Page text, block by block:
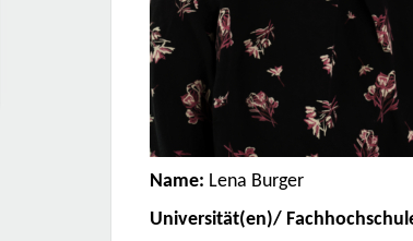
Name: Lena Burger
Universität(en)/